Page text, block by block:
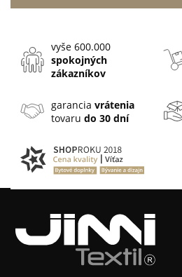
vyše 600.000
spokojných
zákazníkov
garanciavrátenia
tovarudo 30 dní